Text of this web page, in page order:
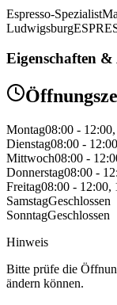
Espresso-Spezialist
Ludwigsburg
Eigenschaften
Montag08:00 -
Dienstag08:00 -
Mittwoch08:00 -
Donnerstag08:00 -
Freitag08:00 - 12:00,
SamstagGeschlossen
SonntagGeschlossen
Hinweis
Bitte prüfe die
ändern können.